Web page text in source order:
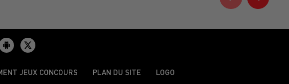
JEUX CONCOURS PLAN DU SITE LOGO